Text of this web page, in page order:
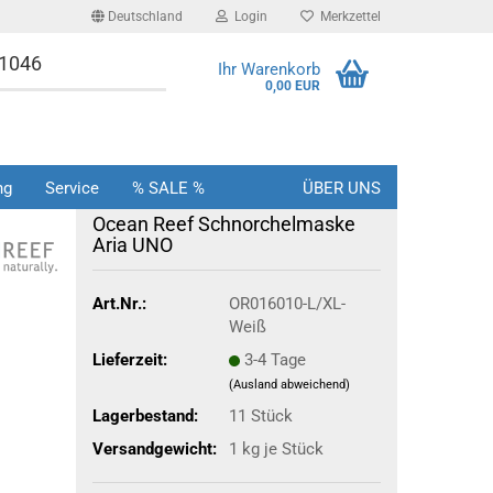
Deutschland Login Merkzettel
Ihr Warenkorb
0,00 EUR
Service % SALE % ÜBER UNS
Ocean Reef Schnorchelmaske
Aria UNO
Art.Nr.:
OR016010-L/XL-
Weiß
Lieferzeit:
3-4 Tage
(Ausland abweichend)
Lagerbestand: 11 Stück
Versandgewicht:
1 kg je Stück